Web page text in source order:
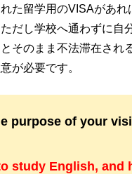
た留学用のVISAがあれ
だし学校へ通わずに自
そのまま不法滞在され
が必要です。
purpose of your
study English, and